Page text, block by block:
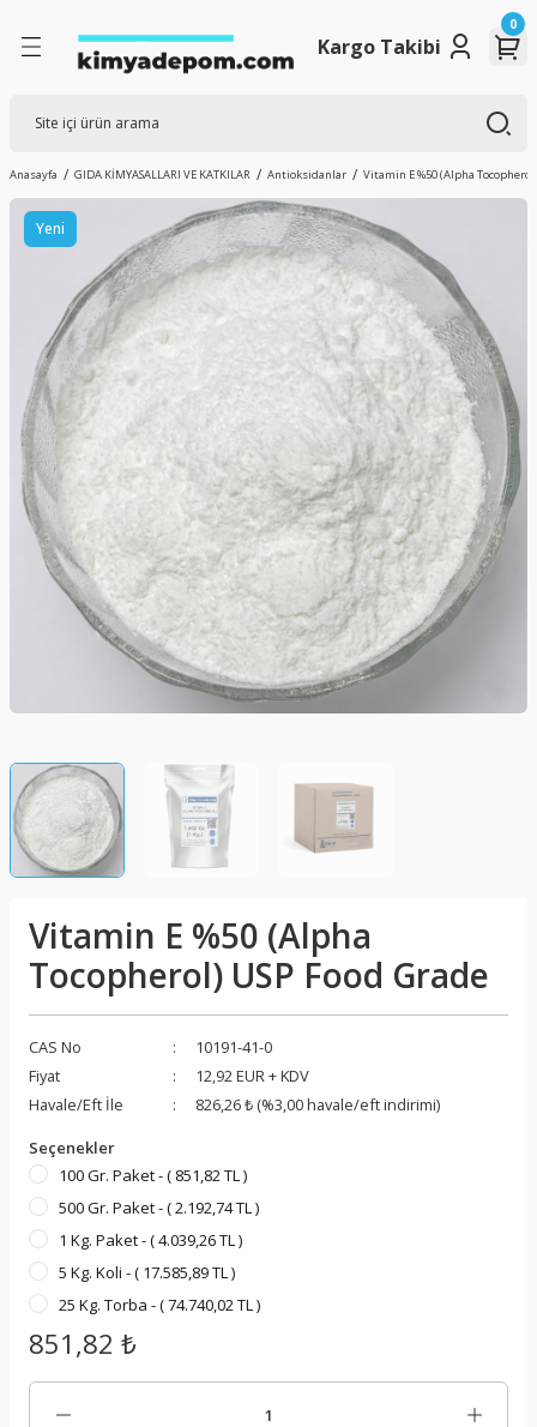
Kargo Takibi
0
Anasayfa GIDA KİMYASALLARI VE KATKILAR Antioksidanlar Vitamin E %50 (Alpha
Yeni
Vitamin E %50 (Alpha
Tocopherol) USP Food Grade
CAS No
10191-41-0
Fiyat
12,92 EUR + KDV
Havale/Eft İle
826,26 ₺ (%3,00 havale/eft indirimi)
Seçenekler
100 Gr. Paket - ( 851,82 TL )
500 Gr. Paket - ( 2.192,74 TL )
1 Kg. Paket - ( 4.039,26 TL )
5 Kg. Koli - ( 17.585,89 TL )
25 Kg. Torba - ( 74.740,02 TL )
851,82 ₺
Jelleştiriciler